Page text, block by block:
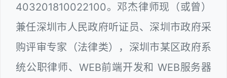
403201810022100。邓杰律师现（或曾）
兼任深圳市人民政府听证员、深圳市政府采
购评审专家（法律类），深圳市某区政府系
统公职律师、WEB前端开发和 WEB服务器